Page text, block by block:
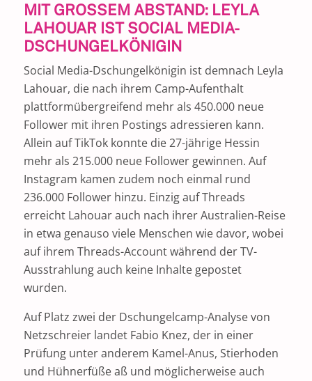
MIT GROSSEM ABSTAND: LEYLA L
AHOUAR IST SOCIAL MEDIA-D
SCHUNGELKÖNIGIN
Social Media-Dschungelkönigin ist demnach Leyla
Lahouar, die nach ihrem Camp-Aufenthalt
plattformübergreifend mehr als 450.000 neue
Follower mit ihren Postings adressieren kann.
Allein auf TikTok konnte die 27-jährige Hessin
mehr als 215.000 neue Follower gewinnen. Auf
Instagram kamen zudem noch einmal rund
236.000 Follower hinzu. Einzig auf Threads
erreicht Lahouar auch nach ihrer Australien-Reise
in etwa genauso viele Menschen wie davor, wobei
auf ihrem Threads-Account während der TV-
Ausstrahlung auch keine Inhalte gepostet
wurden.
Auf Platz zwei der Dschungelcamp-Analyse von
Netzschreier landet Fabio Knez, der in einer
Prüfung unter anderem Kamel-Anus, Stierhoden
und Hühnerfüße aß und möglicherweise auch